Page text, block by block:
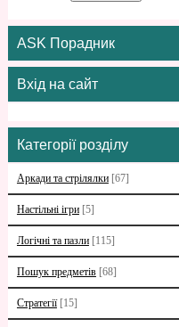
ASK Порадник
Вхід на сайт
Категорії розділу
Аркади та стрілялки [67]
Настільні ігри [5]
Логічні та пазли [115]
Пошук предметів [68]
Стратегії [15]